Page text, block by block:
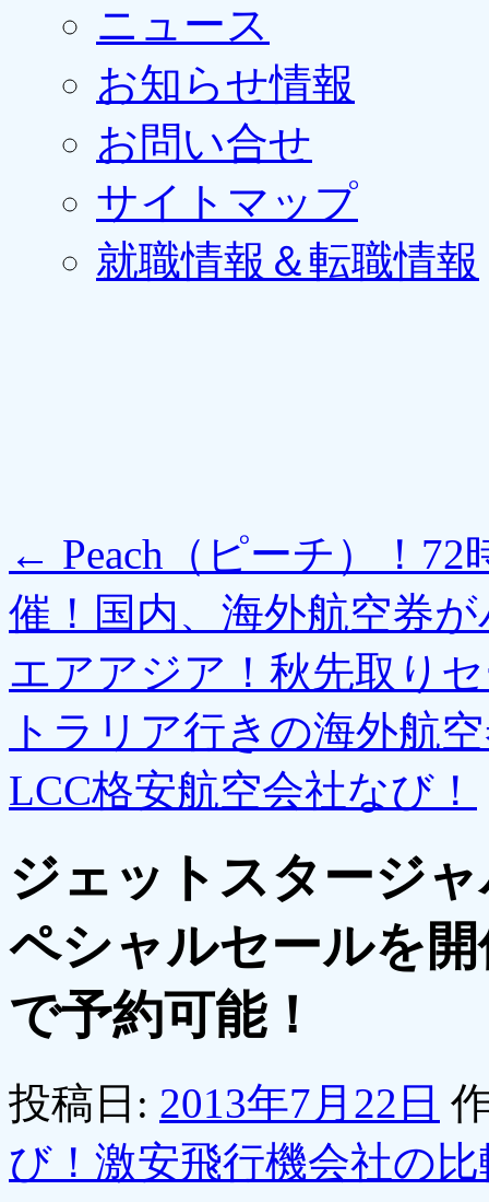
ニュース
お知らせ情報
お問い合せ
サイトマップ
就職情報＆転職情報
← Peach（ピーチ）！
催！国内、海外航空券
エアアジア！秋先取り
トラリア行きの海外航
LCC格安航空会社なび！
ジェットスタージ
ペシャルセールを
で予約可能！
投稿日: 2013年7月22日
び！激安飛行機会社の